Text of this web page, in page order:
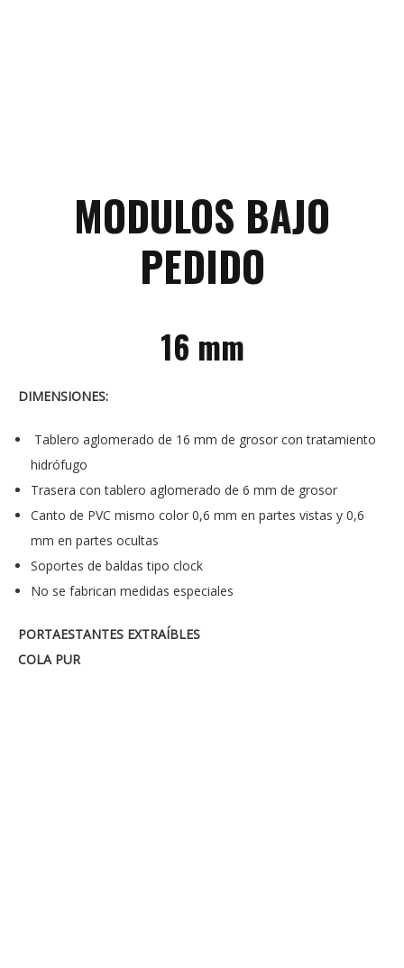
MODULOS BAJO
PEDIDO
16 mm
DIMENSIONES:
Tablero aglomerado de 16 mm de grosor con tratamiento
hidrófugo
Trasera con tablero aglomerado de 6 mm de grosor
Canto de PVC mismo color 0,6 mm en partes vistas y 0,6
mm en partes ocultas
Soportes de baldas tipo clock
No se fabrican medidas especiales
PORTAESTANTES EXTRAÍBLES
COLA PUR